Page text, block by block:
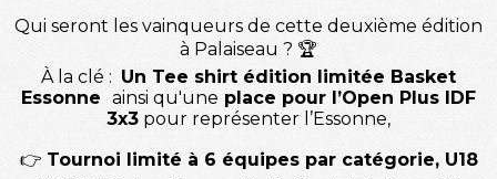
Qui seront les vainqueurs de cette deuxième édition
à Palaiseau ? 🏆
À la clé : Un Tee shirt édition limitée Basket
Essonne ainsi qu'une place pour l’Open Plus IDF
3x3 pour représenter l’Essonne,
👉 Tournoi limité à 6 équipes par catégorie, U18